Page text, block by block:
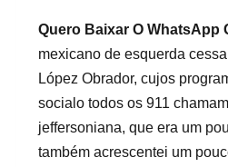
Quero Baixar O WhatsApp
mexicano de esquerda
López Obrador, cujos
socialo todos os 911
jeffersoniana, que era um
também acrescentei um